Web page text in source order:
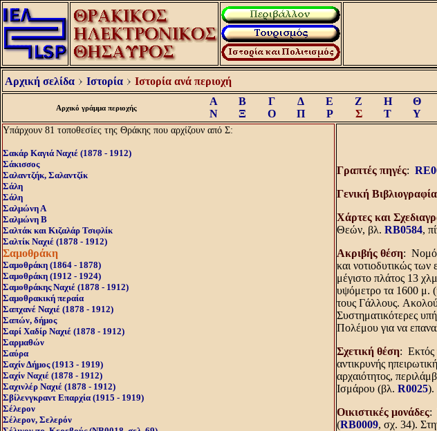
Αρχική σελίδα
Ιστορία Ιστορία ανά περιοχή
Αρχικό γράμμα περιοχής
Α Β Γ Δ Ε Ζ Η Θ
Ν
Ξ Ο Π Ρ Σ Τ Υ
Υπάρχουν 81 τοποθεσίες της Θράκης που αρχίζουν από Σ:
Σακάρ Καγιά Ναχιέ (1878 - 1912)
Σάκισσος
Σαλαντζήκ, Σαλαντζίκ
Σάλη
Σάλη
Σαλμώνη Α
Σαλμώνη Β
Σαλτάκ και Κιζαλάρ Τσιφλίκ
Σαλτίκ Ναχιέ (1878 - 1912)
Σαμοθράκη
Σαμοθράκη (1864 - 1878)
Σαμοθράκη (1912 - 1924)
Σαμοθράκης Ναχιέ (1878 - 1912)
Σαμοθρακική περαία
Σαπχανέ Ναχιέ (1878 - 1912)
Σαπών, δήμος
Σαρί Χαδίρ Ναχιέ (1878 - 1912)
Σαρμαθών
Σαύρα
Σαχίν Δήμος (1913 - 1919)
Σαχίν Ναχιέ (1878 - 1912)
Σαχινλέρ Ναχιέ (1878 - 1912)
Σβίλενγκραντ Επαρχία (1915 - 1919)
Σέλερον
Σέλερον, Σελερόν
Γραπτές πηγές:
Γενική Bιβλιογραφία
Xάρτες και
Θεών, βλ. RB0584,
Aκριβής θέση:
και νοτιοδυτικώς
μέγιστο πλάτος 13
υψόμετρο τα 1600 μ.
τους Γάλλους.
Συστηματικότερες
Πολέμου για να
Σχετική θέση: Eκτός
αντικρυνής
αρχαιότητος,
Iσμάρου (βλ. R0025).
Oικιστικές μονάδες:
(RB0009, σχ. 34).